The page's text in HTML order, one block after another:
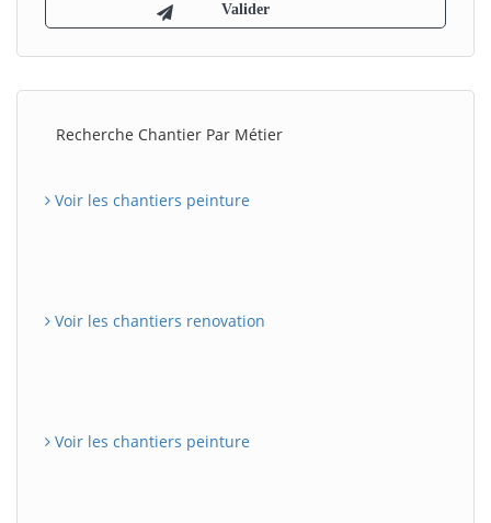
Recherche Chantier Par Métier
Voir les chantiers peinture
Voir les chantiers renovation
Voir les chantiers peinture